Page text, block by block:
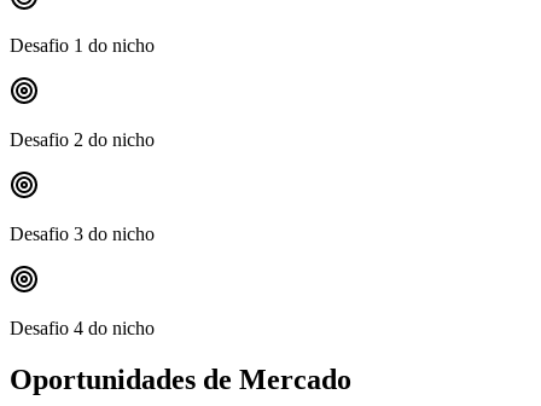
Desafio 1 do nicho
Desafio 2 do nicho
Desafio 3 do nicho
Desafio 4 do nicho
Oportunidades de Mercado